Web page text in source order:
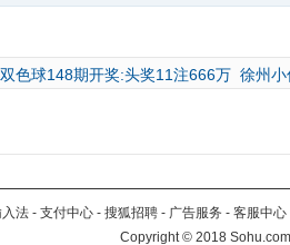
双色球148期开奖:头奖11注666万 徐州
法 - 支付中心 - 搜狐招聘 - 广告服务 - 客服中心
Copyright©2018